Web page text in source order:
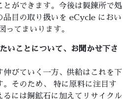
とができます。今後は製錬所で処
品目の取り扱いを eCycle におい
ってまいります。
いことについて、お聞かせ下さ
びていく一方、供給はこれを下
。そのため、 特に原料に注目す
るには銅鉱石に加えてリサイクル